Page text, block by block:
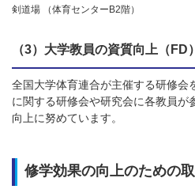
剣道場 （体育センターB2階）
（3）大学教員の資質向上（FD
全国大学体育連合が主催する研修会
に関する研修会や研究会に各教員が
向上に努めています。
修学効果の向上のための